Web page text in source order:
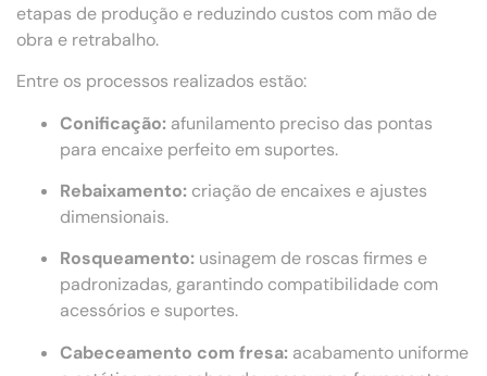
etapas de produção e reduzindo custos com mão de
obra e retrabalho.
Entre os processos realizados estão:
Conificação: afunilamento preciso das pontas
para encaixe perfeito em suportes.
Rebaixamento: criação de encaixes e ajustes
dimensionais.
Rosqueamento: usinagem de roscas firmes e
padronizadas, garantindo compatibilidade com
acessórios e suportes.
Cabeceamento com fresa: acabamento uniforme